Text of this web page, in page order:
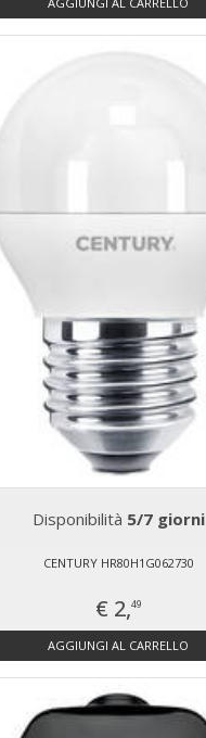
Disponibilità 5/7 giorni
CENTURY HR80H1G062730
€ 2,49
AGGIUNGI AL CARRELLO